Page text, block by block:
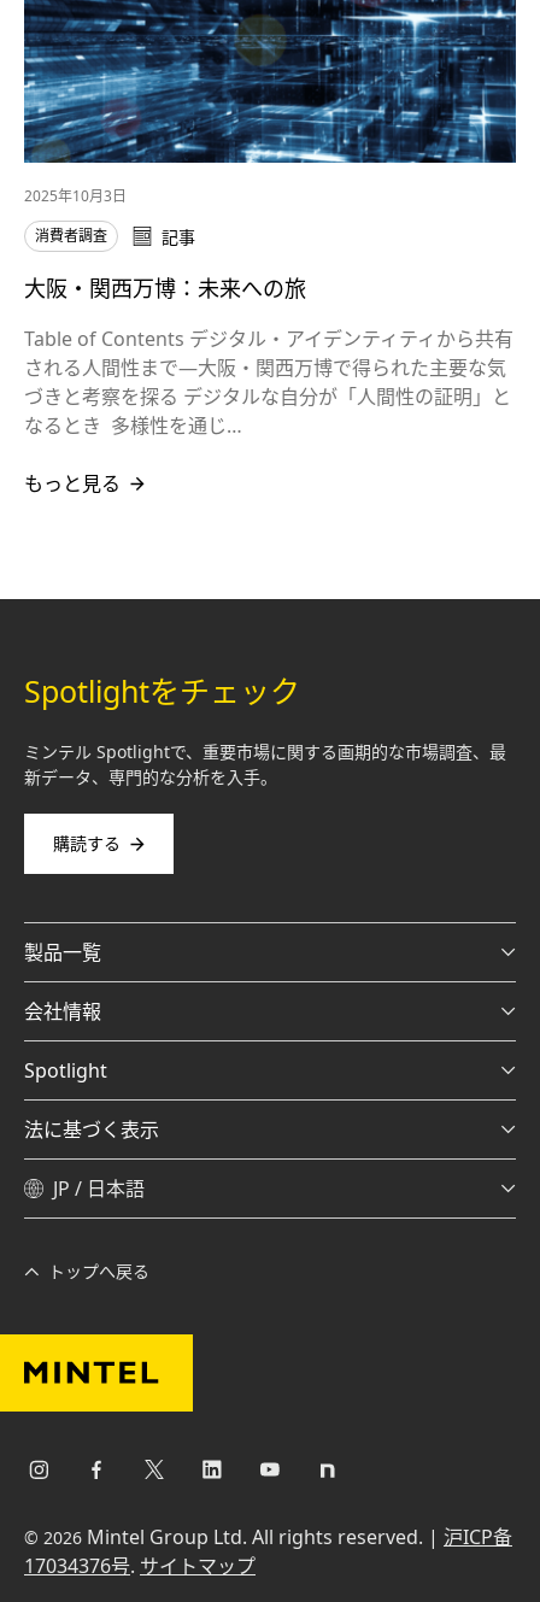
2025年10月3日
消費者調査
記事
大阪・関西万博：未来への旅
Table of Contents デジタル・アイデンティティから共有
される人間性まで―大阪・関西万博で得られた主要な気
づきと考察を探る デジタルな自分が「人間性の証明」と
なるとき 多様性を通じ…
もっと見る
Spotlightをチェック
ミンテル Spotlightで、重要市場に関する画期的な市場調査、最
新データ、専門的な分析を入手。
購読する
製品一覧
会社情報
Spotlight
法に基づく表示
JP / 日本語
トップへ戻る
© 2026 Mintel Group Ltd. All rights reserved. | 沪ICP备
17034376号. サイトマップ